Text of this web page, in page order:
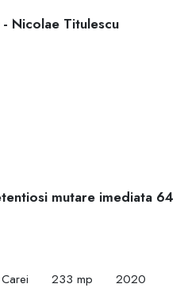
Nicolae Titulescu
mutare imediata 64
233 mp 2020